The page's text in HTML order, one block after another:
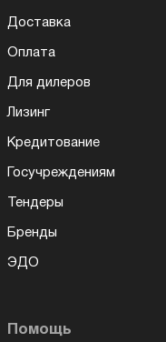
Доставка
Оплата
Для дилеров
Лизинг
Кредитование
Госучреждениям
Тендеры
Бренды
ЭДО
Помощь